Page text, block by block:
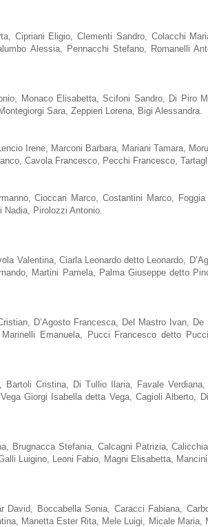
Cipriani Eligio, Clementi Sandro, Colacchi
Alessia, Pennacchi Stefano, Romanelli
Monaco Elisabetta, Scifoni Sandro, Di Piro
Sara, Zeppieri Lorena, Bigi Alessandra.
Irene, Marconi Barbara, Mariani Tamara,
Cavola Francesco, Pecchi Francesco,
Cioccari Marco, Costantini Marco,
Pirolozzi Antonio.
Valentina, Ciarla Leonardo detto Leonardo,
Martini Pamela, Palma Giuseppe detto
D’Agosto Francesca, Del Mastro Ivan,
Emanuela, Pucci Francesco detto
Cristina, Di Tullio Ilaria, Favale
Giorgi Isabella detta Vega, Cagioli Alberto,
Brugnacca Stefania, Calcagni Patrizia,
Luigino, Leoni Fabio, Magni Elisabetta,
Boccabella Sonia, Caracci Fabiana,
Manetta Ester Rita, Mele Luigi, Micale